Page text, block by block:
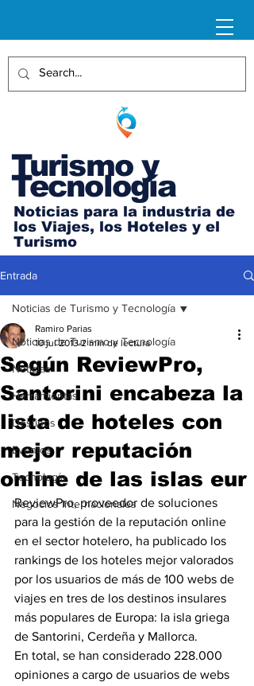
Turismo y
Tecnología
Noticias para la industria de
los Viajes, los Hoteles y el
Turismo
Entrada
Noticias de Turismo y Tecnología
Noticias
Herramientas
Destinos
Eventos
Tecnología
Negocios Internacionales
Noticias de Turismo y Tecnología
Según ReviewPro,
Santorini encabeza la
lista de hoteles con
mejor reputación
online de las islas eur
Ramiro Parias
10 jul 2013 2 min de lectura
ReviewPro, proveedor de soluciones
para la gestión de la reputación online
en el sector hotelero, ha publicado los
rankings de los hoteles mejor valorados
por los usuarios de más de 100 webs de
viajes en tres de los destinos insulares
más populares de Europa: la isla griega
de Santorini, Cerdeña y Mallorca.
En total, se han considerado 228.000
opiniones a cargo de usuarios de webs